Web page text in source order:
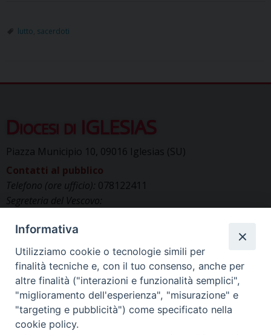
lutto sacerdoti
Diocesi di IGLESIAS
Piazza Municipio 10, 09016 Iglesias (SU)
Contatti al pubblico
Telefono (ore ufficio): 078122411
Segreteria del Vescovo:
Uffici di Curia:curia_iglesias@libero.it
Cancelleria (richiesta documenti):
canc.curia.iglesias@tiscali.it
Comunicazione & media (ufficio stampa):
ucs.iglesias@gmail.com
Informativa
Utilizziamo cookie o tecnologie simili per
finalità tecniche e, con il tuo consenso, anche per
altre finalità ("interazioni e funzionalità semplici",
"miglioramento dell'esperienza", "misurazione" e
"targeting e pubblicità") come specificato nella
cookie policy.